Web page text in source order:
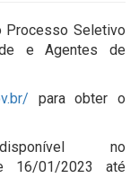
Processo Seletivo
e Agentes de
para obter o
no
16/01/2023 até